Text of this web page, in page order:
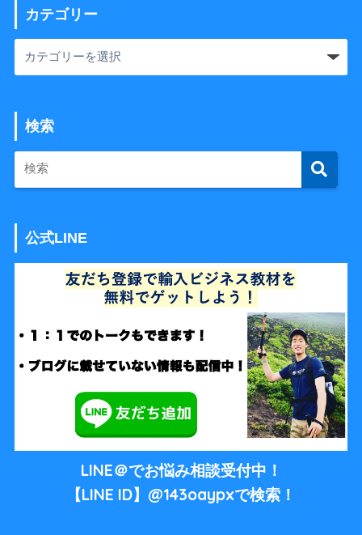
カテゴリー
検索
公式LINE
LINE＠でお悩み相談受付中！
【LINE ID】@143oaypxで検索！